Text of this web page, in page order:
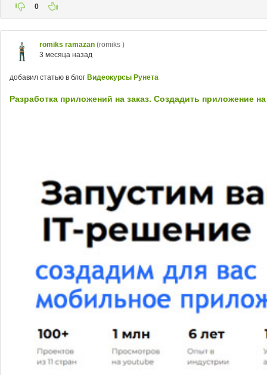
0
romiks ramazan (romiks )
3 месяца назад
добавил статью в блог Видеокурсы Рунета
Разработка приложений на заказ. Создадить приложение на